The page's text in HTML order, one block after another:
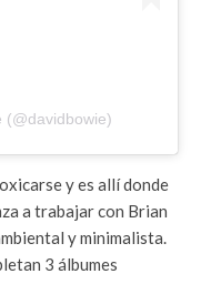
(@davidbowie)
y es allí donde
a trabajar con Brian
y minimalista.
3 álbumes